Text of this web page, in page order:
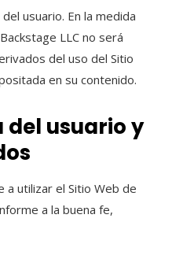
usuario. En la medida
LLC no será
del uso del Sitio
en su contenido.
del usuario y
a utilizar el Sitio Web de
a la buena fe,